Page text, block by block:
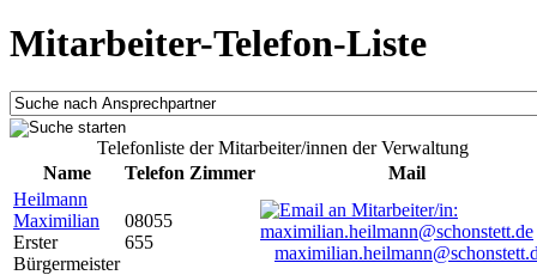
Mitarbeiter-Telefon-Liste
Telefonliste der Mitarbeiter/innen der Verwaltung
Name
Telefon Zimmer
Mail
Heilmann
Maximilian
Erster
Bürgermeister
08055
655